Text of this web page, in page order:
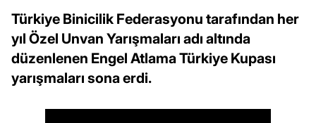
Türkiye Binicilik Federasyonu tarafından her
yıl Özel Unvan Yarışmaları adı altında
düzenlenen Engel Atlama Türkiye Kupası
yarışmaları sona erdi.